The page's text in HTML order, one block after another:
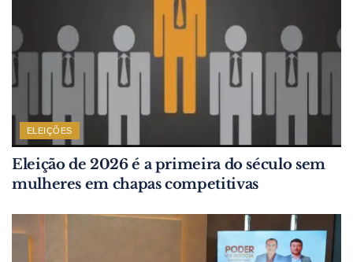
ELEIÇÕES
Eleição de 2026 é a primeira do século sem
mulheres em chapas competitivas